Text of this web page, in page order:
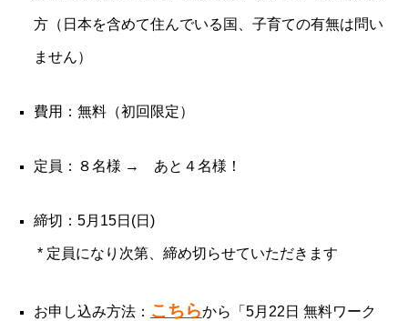
方（日本を含めて住んでいる国、子育ての有無は問い
ません）
費用：無料（初回限定）
定員：８名様 → あと４名様！
締切：5月15日(日)
* 定員になり次第、締め切らせていただきます
お申し込み方法： こちらから「5月22日 無料ワーク